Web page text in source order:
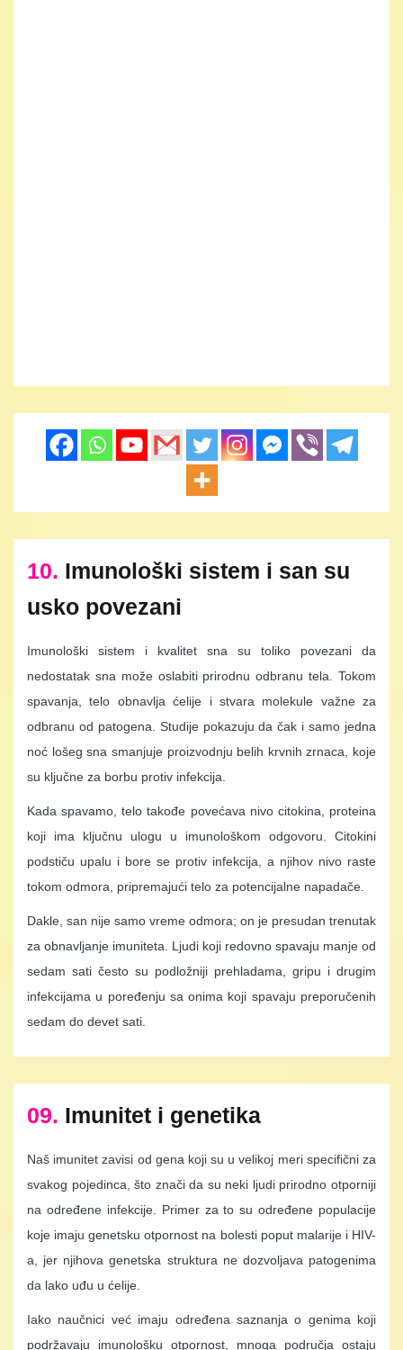
10. Imunološki sistem i san su
usko povezani
Imunološki sistem i kvalitet sna su toliko povezani da
nedostatak sna može oslabiti prirodnu odbranu tela. Tokom
spavanja, telo obnavlja ćelije i stvara molekule važne za
odbranu od patogena. Studije pokazuju da čak i samo jedna
noć lošeg sna smanjuje proizvodnju belih krvnih zrnaca, koje
su ključne za borbu protiv infekcija.
Kada spavamo, telo takođe povećava nivo citokina, proteina
koji ima ključnu ulogu u imunološkom odgovoru. Citokini
podstiču upalu i bore se protiv infekcija, a njihov nivo raste
tokom odmora, pripremajući telo za potencijalne napadače.
Dakle, san nije samo vreme odmora; on je presudan trenutak
za obnavljanje imuniteta. Ljudi koji redovno spavaju manje od
sedam sati često su podložniji prehladama, gripu i drugim
infekcijama u poređenju sa onima koji spavaju preporučenih
sedam do devet sati.
09. Imunitet i genetika
Naš imunitet zavisi od gena koji su u velikoj meri specifični za
svakog pojedinca, što znači da su neki ljudi prirodno otporniji
na određene infekcije. Primer za to su određene populacije
koje imaju genetsku otpornost na bolesti poput malarije i HIV-
a, jer njihova genetska struktura ne dozvoljava patogenima
da lako uđu u ćelije.
Iako naučnici već imaju određena saznanja o genima koji
podržavaju imunološku otpornost, mnoga područja ostaju